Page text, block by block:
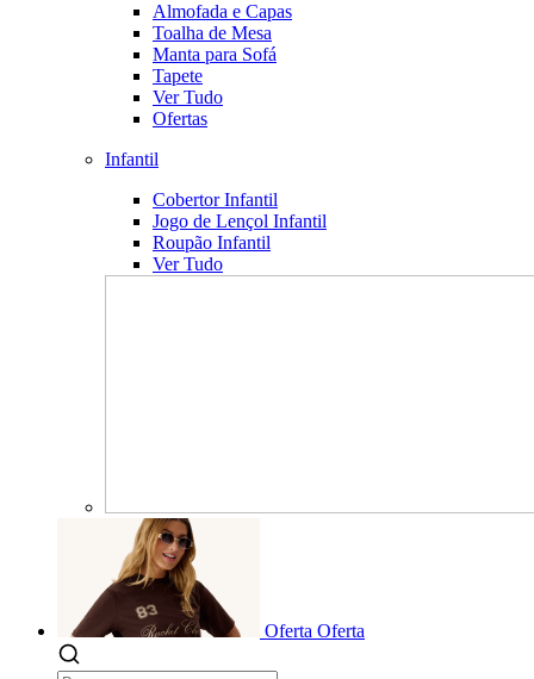
Almofada e Capas
Toalha de Mesa
Manta para Sofá
Tapete
Ver Tudo
Ofertas
Infantil
Cobertor Infantil
Jogo de Lençol Infantil
Roupão Infantil
Ver Tudo
Oferta Oferta